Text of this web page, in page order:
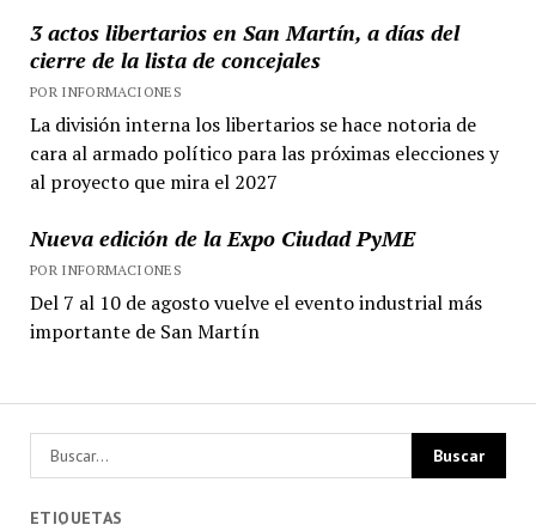
3 actos libertarios en San Martín, a días del
cierre de la lista de concejales
POR INFORMACIONES
La división interna los libertarios se hace notoria de
cara al armado político para las próximas elecciones y
al proyecto que mira el 2027
Nueva edición de la Expo Ciudad PyME
POR INFORMACIONES
Del 7 al 10 de agosto vuelve el evento industrial más
importante de San Martín
ETIQUETAS